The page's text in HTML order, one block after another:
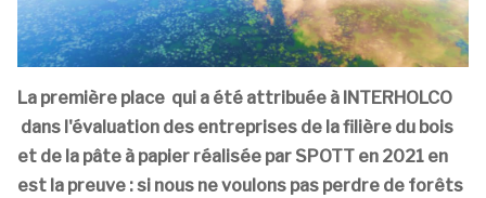
La première place qui a été attribuée à INTERHOLCO
dans l'évaluation des entreprises de la filière du bois
et de la pâte à papier réalisée par SPOTT en 2021 en
est la preuve : si nous ne voulons pas perdre de forêts